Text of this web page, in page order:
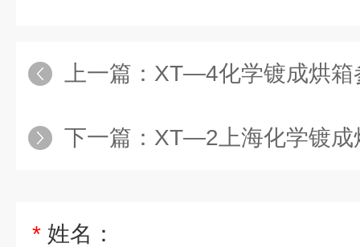
上一篇： XT—4化学镀成烘箱
下一篇： XT—2上海化学镀成
* 姓名：